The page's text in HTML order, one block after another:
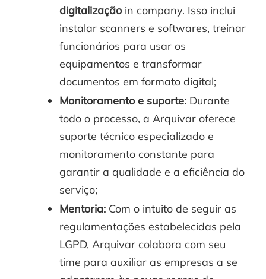
digitalizaçãoin company. Isso inclui
instalar scanners e softwares, treinar
funcionários para usar os
equipamentos e transformar
documentos em formato digital;
Monitoramento e suporte: Durante
todo o processo, a Arquivar oferece
suporte técnico especializado e
monitoramento constante para
garantir a qualidade e a eficiência do
serviço;
Mentoria: Com o intuito de seguir as
regulamentações estabelecidas pela
LGPD, Arquivar colabora com seu
time para auxiliar as empresas a se